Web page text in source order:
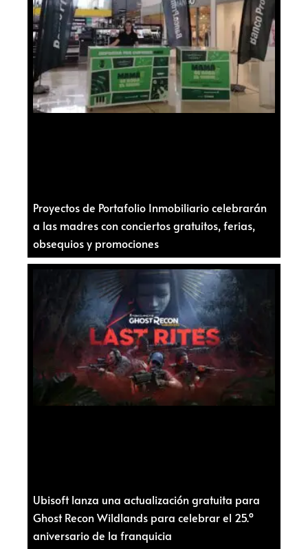
Proyectos de Portafolio Inmobiliario celebrarán
a las madres con conciertos gratuitos, ferias,
obsequios y promociones
Ubisoft lanza una actualización gratuita para
Ghost Recon Wildlands para celebrar el 25.º
aniversario de la franquicia